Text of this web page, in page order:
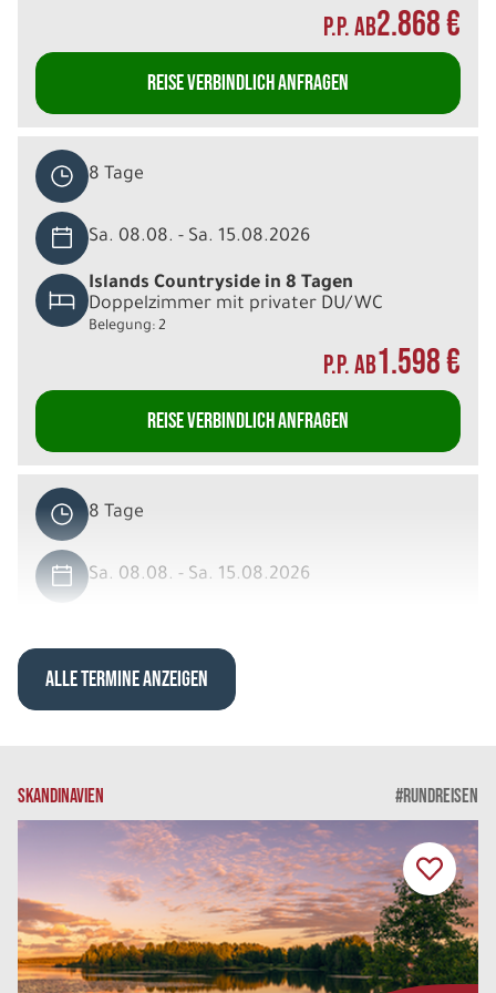
P.P. AB2.868 €
REISE VERBINDLICH ANFRAGEN
8 Tage
Sa. 08.08. - Sa. 15.08.2026
Islands Countryside in 8 Tagen
Doppelzimmer mit privater DU/WC
Belegung: 2
P.P. AB1.598 €
REISE VERBINDLICH ANFRAGEN
8 Tage
Sa. 08.08. - Sa. 15.08.2026
8 Tage
So. 09.08. - So. 16.08.2026
Islands Countryside in 8 Tagen
Doppelzimmer mit privater DU/WC
ALLE TERMINE ANZEIGEN
SKANDINAVIEN #RUNDREISEN